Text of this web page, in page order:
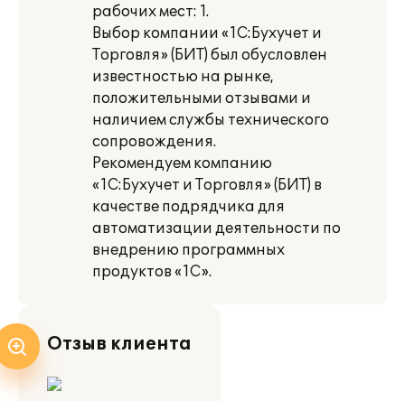
рабочих мест: 1.
Выбор компании «1С:Бухучет и
Торговля» (БИТ) был обусловлен
известностью на рынке,
положительными отзывами и
наличием службы технического
сопровождения.
Рекомендуем компанию
«1С:Бухучет и Торговля» (БИТ) в
качестве подрядчика для
автоматизации деятельности по
внедрению программных
продуктов «1С».
Отзыв клиента